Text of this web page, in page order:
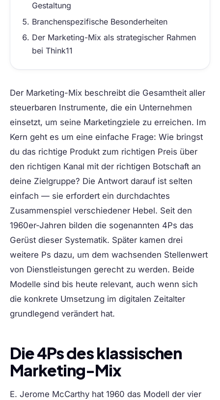
Gestaltung
Branchenspezifische Besonderheiten
Der Marketing-Mix als strategischer Rahmen
bei Think11
Der Marketing-Mix beschreibt die Gesamtheit aller
steuerbaren Instrumente, die ein Unternehmen
einsetzt, um seine Marketingziele zu erreichen. Im
Kern geht es um eine einfache Frage: Wie bringst
du das richtige Produkt zum richtigen Preis über
den richtigen Kanal mit der richtigen Botschaft an
deine Zielgruppe? Die Antwort darauf ist selten
einfach — sie erfordert ein durchdachtes
Zusammenspiel verschiedener Hebel. Seit den
1960er-Jahren bilden die sogenannten 4Ps das
Gerüst dieser Systematik. Später kamen drei
weitere Ps dazu, um dem wachsenden Stellenwert
von Dienstleistungen gerecht zu werden. Beide
Modelle sind bis heute relevant, auch wenn sich
die konkrete Umsetzung im digitalen Zeitalter
grundlegend verändert hat.
Die 4Ps des klassischen
Marketing-Mix
E. Jerome McCarthy hat 1960 das Modell der vier